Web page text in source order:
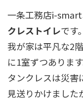
一条工務店i-
クレストイレです。
我が家は平凡な2
に1室ずつあります
タンクレスは災害
見送りかけました